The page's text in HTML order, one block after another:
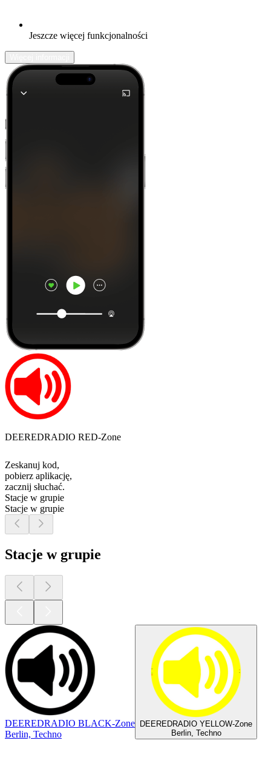
Jeszcze więcej funkcjonalności
DEEREDRADIO RED-Zone
Zeskanuj kod,
pobierz aplikację,
zacznij słuchać.
Stacje w grupie
Stacje w grupie
Stacje w grupie
DEEREDRADIO BLACK-Zone
Berlin, Techno
DEEREDRADIO YELLOW-Zone
Berlin, Techno